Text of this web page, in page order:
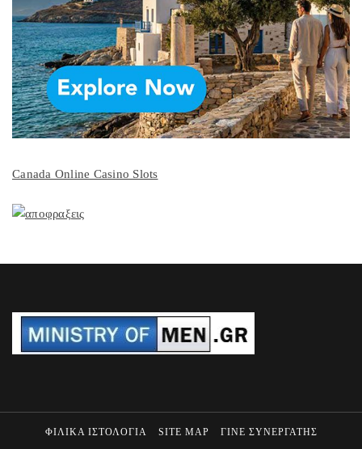
Canada Online Casino Slots
ΦΙΛΙΚΑ ΙΣΤΟΛΟΓΙΑ SITE MAP ΓΙΝΕ ΣΥΝΕΡΓΑΤΗΣ